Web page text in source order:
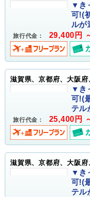
▼き
可!(
ルが
旅行代金： 29,400円
滋賀県、京都府、大阪府
▼き
可!(
テル
旅行代金： 25,400円
滋賀県、京都府、大阪府
▼き
可!(
テル